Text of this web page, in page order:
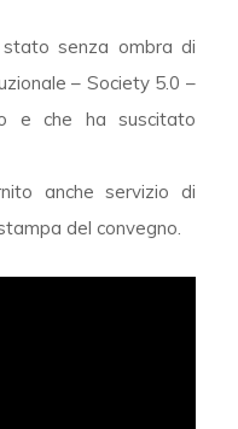
stato senza ombra di
– Society 5.0 –
e che ha suscitato
anche servizio di
del convegno.